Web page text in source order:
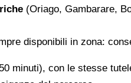
(Oriago, Gambarare,
disponibili in zona:
minuti), con le stesse